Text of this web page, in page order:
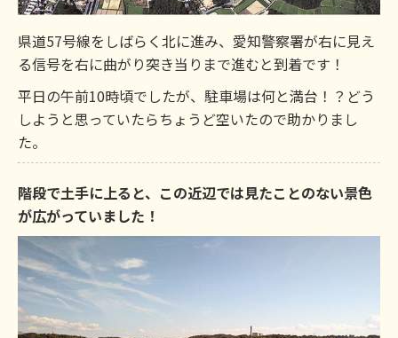
県道57号線をしばらく北に進み、愛知警察署が右に見え
る信号を右に曲がり突き当りまで進むと到着です！
平日の午前10時頃でしたが、駐車場は何と満台！？どう
しようと思っていたらちょうど空いたので助かりまし
た。
階段で土手に上ると、この近辺では見たことのない景色
が広がっていました！